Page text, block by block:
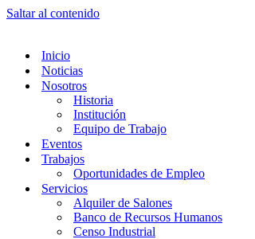
Saltar al contenido
Inicio
Noticias
Nosotros
Historia
Institución
Equipo de Trabajo
Eventos
Trabajos
Oportunidades de Empleo
Servicios
Alquiler de Salones
Banco de Recursos Humanos
Censo Industrial